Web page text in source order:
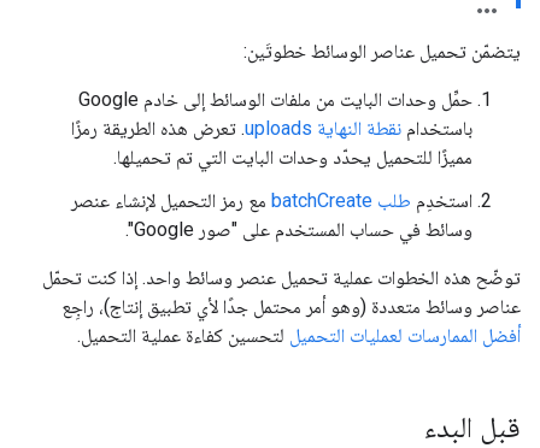
يتضمّن تحميل عناصر الوسائط خطوتَين:
حمِّل وحدات البايت من ملفات الوسائط إلى خادم Google
باستخدام نقطة النهاية uploads
. تعرض هذه الطريقة رمزًا
مميزًا للتحميل يحدّد وحدات البايت التي تم تحميلها.
استخدِم طلب batchCreate
مع رمز التحميل لإنشاء عنصر
وسائط في حساب المستخدم على "صور Google".
توضّح هذه الخطوات عملية تحميل عنصر وسائط واحد. إذا كنت تحمّل
عناصر وسائط متعددة (وهو أمر محتمل جدًا لأي تطبيق إنتاج)، راجِع
أفضل الممارسات لعمليات التحميل لتحسين كفاءة عملية التحميل.
قبل البدء